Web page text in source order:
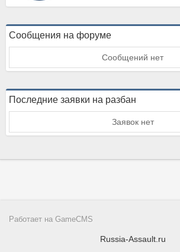
Сообщения на форуме
Сообщений нет
Последние заявки на разбан
Заявок нет
Работает на GameCMS
Russia-Assault.ru